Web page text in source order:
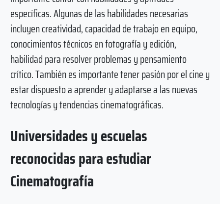
específicas. Algunas de las habilidades necesarias
incluyen creatividad, capacidad de trabajo en equipo,
conocimientos técnicos en fotografía y edición,
habilidad para resolver problemas y pensamiento
crítico. También es importante tener pasión por el cine y
estar dispuesto a aprender y adaptarse a las nuevas
tecnologías y tendencias cinematográficas.
Universidades y escuelas
reconocidas para estudiar
Cinematografía